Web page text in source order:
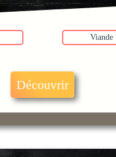
Viande
Découvrir